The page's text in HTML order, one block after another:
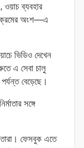
ওয়াচ ব্যবহার
অংশ—এ
ভিডিও দেখেন
এ সেবা চালু
বেড়েছে।
সঙ্গে
ফেসবুক এতে